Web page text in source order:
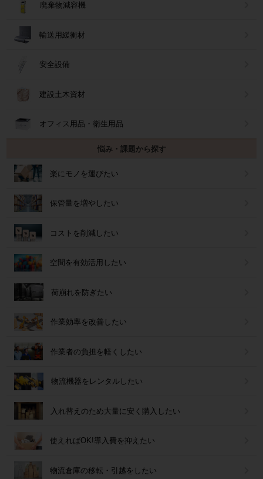
廃棄物減容機
輸送用緩衝材
安全設備
建設土木資材
オフィス用品・衛生用品
悩み・課題から探す
楽にモノを運びたい
保管量を増やしたい
コストを削減したい
空間を有効活用したい
荷崩れを防ぎたい
作業効率を改善したい
作業者の負担を軽くしたい
物流機器をレンタルしたい
入れ替えのため大量に安く購入したい
使えればOK!導入費を抑えたい
物流倉庫の移転・引越をしたい